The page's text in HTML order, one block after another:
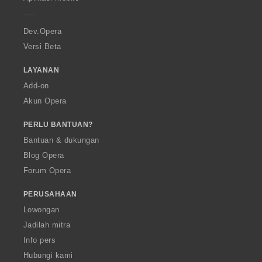
a
Dev.Opera
Versi Beta
LAYANAN
Add-on
Akun Opera
PERLU BANTUAN?
Bantuan & dukungan
Blog Opera
Forum Opera
PERUSAHAAN
Lowongan
Jadilah mitra
Info pers
Hubungi kami